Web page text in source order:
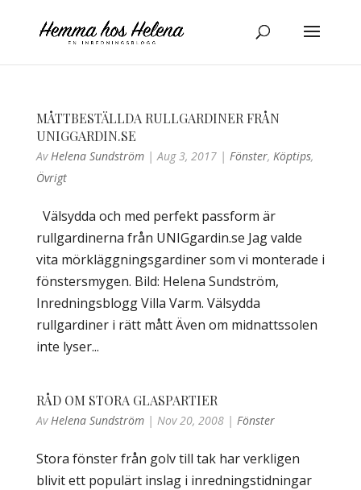
MÅTTBESTÄLLDA RULLGARDINER FRÅN
UNIGGARDIN.SE
AvHelena Sundström|Aug 3, 2017| Fönster, Köptips,
Övrigt
Välsydda och med perfekt passform är
rullgardinerna från UNIGgardin.se Jag valde
vita mörkläggningsgardiner som vi monterade i
fönstersmygen. Bild: Helena Sundström,
Inredningsblogg Villa Varm. Välsydda
rullgardiner i rätt mått Även om midnattssolen
inte lyser...
RÅD OM STORA GLASPARTIER
AvHelena Sundström| Nov 20, 2008| Fönster
Stora fönster från golv till tak har verkligen
blivit ett populärt inslag i inredningstidningar